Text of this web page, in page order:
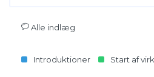
Alle indlæg
Introduktioner Start af